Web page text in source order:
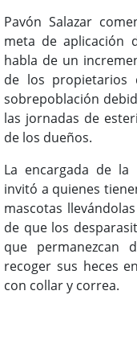
Pavón Salazar
meta de aplicación
habla de un
de los propietarios
sobrepoblación
las jornadas de
de los dueños.
La encargada de la
invitó a quienes
mascotas
de que los
que permanezcan
recoger sus heces
con collar y correa.